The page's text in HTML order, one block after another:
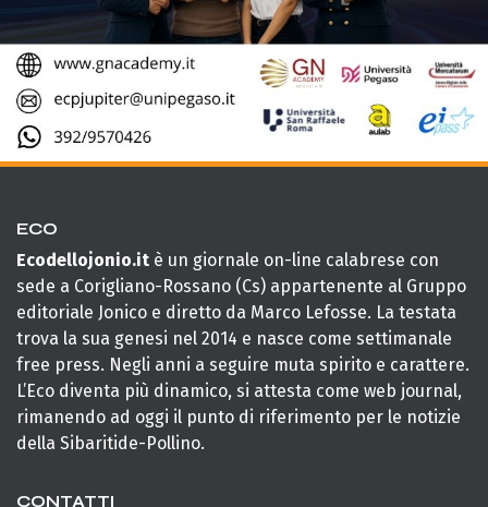
ECO
Ecodellojonio.it è un giornale on-line calabrese con
sede a Corigliano-Rossano (Cs) appartenente al Gruppo
editoriale Jonico e diretto da Marco Lefosse. La testata
trova la sua genesi nel 2014 e nasce come settimanale
free press. Negli anni a seguire muta spirito e carattere.
L’Eco diventa più dinamico, si attesta come web journal,
rimanendo ad oggi il punto di riferimento per le notizie
della Sibaritide-Pollino.
CONTATTI